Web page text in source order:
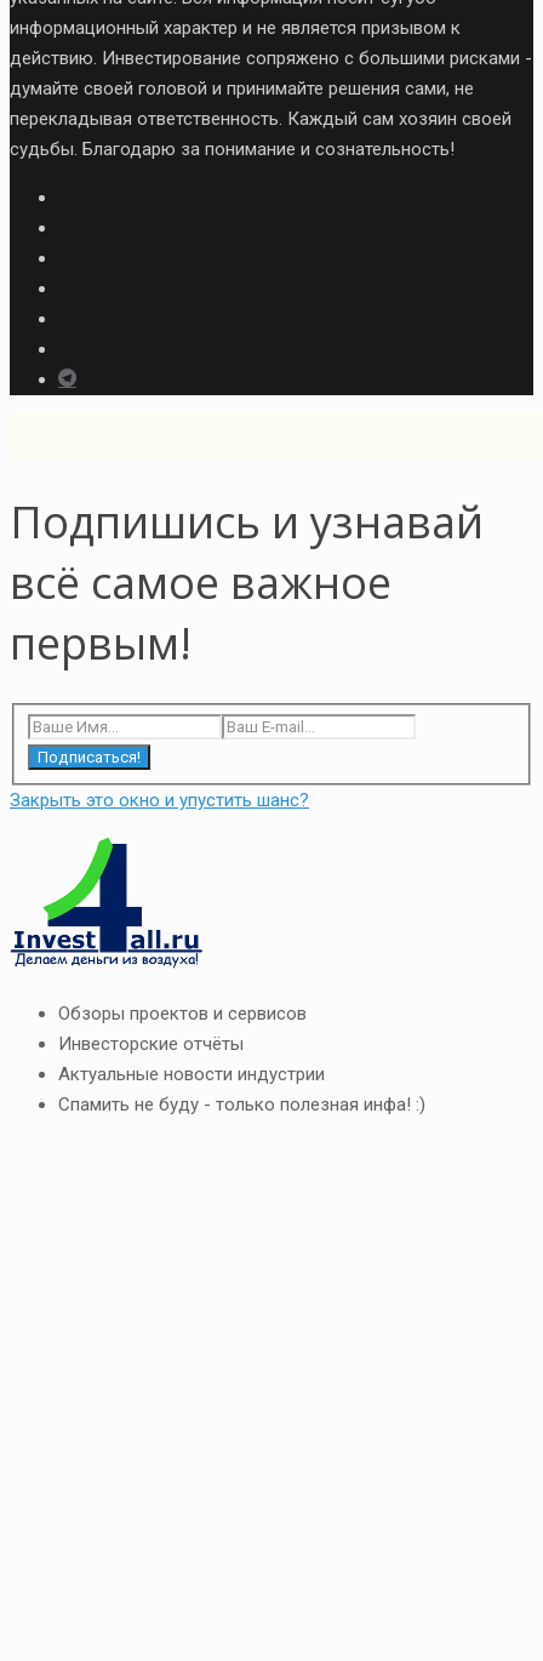
информационный характер и не является призывом к
действию. Инвестирование сопряжено с большими рисками -
думайте своей головой и принимайте решения сами, не
перекладывая ответственность. Каждый сам хозяин своей
судьбы. Благодарю за понимание и сознательность!
Подпишись и узнавай
всё самое важное
первым!
Подписаться!
Закрыть это окно и упустить шанс?
Обзоры проектов и сервисов
Инвесторские отчёты
Актуальные новости индустрии
Спамить не буду - только полезная инфа! :)